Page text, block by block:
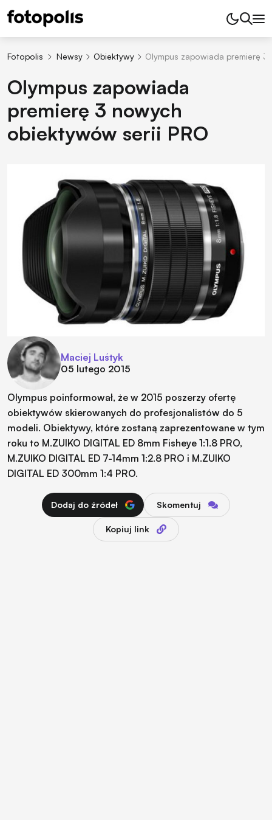
Fotopolis Newsy Obiektywy Olympus zapowiada premierę
Olympus zapowiada
premierę 3 nowych
obiektywów serii PRO
Maciej Luśtyk
05 lutego 2015
Olympus poinformował, że w 2015 poszerzy ofertę
obiektywów skierowanych do profesjonalistów do 5
modeli. Obiektywy, które zostaną zaprezentowane w tym
roku to M.ZUIKO DIGITAL ED 8mm Fisheye 1:1.8 PRO,
M.ZUIKO DIGITAL ED 7-14mm 1:2.8 PRO i M.ZUIKO
DIGITAL ED 300mm 1:4 PRO.
Dodaj do źródeł Skomentuj
Kopiuj link